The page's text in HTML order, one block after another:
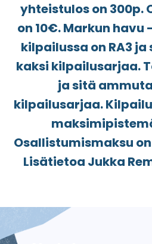
yhteistulos on 300p.
on 10€. Markun
kilpailussa on RA3
kaksi kilpailusarjaa.
ja sitä
kilpailusarjaa.
Osallistumismaksu
Lisätietoa Jukka